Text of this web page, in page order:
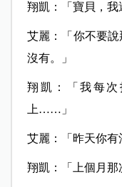
翔凱：「寶貝，我
艾麗：「你不要
沒有。」
翔凱：「我每
上……」
艾麗：「昨天你有
翔凱：「上個月那